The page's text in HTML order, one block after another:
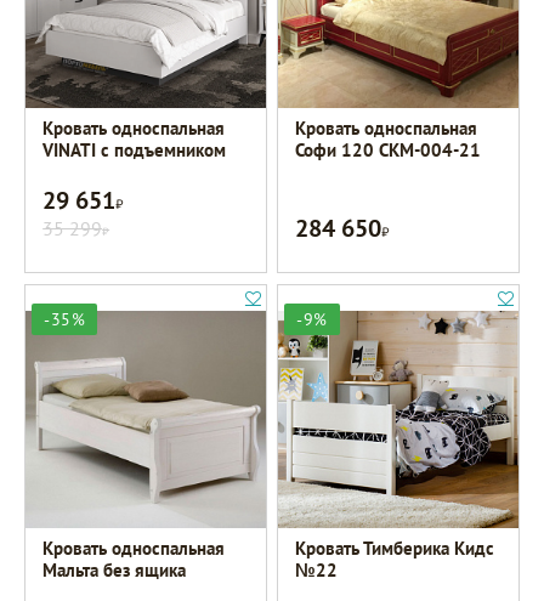
Кровать односпальная
VINATI с подъемником
29 651Р
35 299Р
Кровать односпальная
Софи 120 СКМ-004-21
284 650Р
-35%
Кровать односпальная
Мальта без ящика
-9%
Кровать Тимберика Кидс
№22